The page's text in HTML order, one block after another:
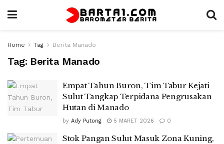
Home Tag Berita Manado
Tag: Berita Manado
Empat Tahun Buron, Tim Tabur Kejati
Sulut Tangkap Terpidana Pengrusakan
Hutan di Manado
by Ady Putong 5 MARET 2026 0
Stok Pangan Sulut Masuk Zona Kuning,